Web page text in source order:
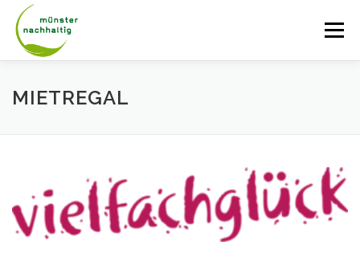
Inhalt
springen
Menü
AKTUELLES ÜBER UNS
LASTENRADVERLEIH KONTAKT
MIETREGAL